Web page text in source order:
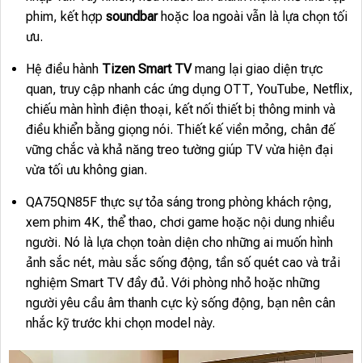
phim, kết hợp soundbarhoặc loa ngoài vẫn là lựa chọn tối
ưu.
Hệ điều hành Tizen Smart TVmang lại giao diện trực
quan, truy cập nhanh các ứng dụng OTT, YouTube, Netflix,
chiếu màn hình điện thoại, kết nối thiết bị thông minh và
điều khiển bằng giọng nói. Thiết kế viền mỏng, chân đế
vững chắc và khả năng treo tường giúp TV vừa hiện đại
vừa tối ưu không gian.
QA75QN85F thực sự tỏa sáng trong phòng khách rộng,
xem phim 4K, thể thao, chơi game hoặc nội dung nhiều
người. Nó là lựa chọn toàn diện cho những ai muốn hình
ảnh sắc nét, màu sắc sống động, tần số quét cao và trải
nghiệm Smart TV đầy đủ. Với phòng nhỏ hoặc những
người yêu cầu âm thanh cực kỳ sống động, bạn nên cân
nhắc kỹ trước khi chọn model này.